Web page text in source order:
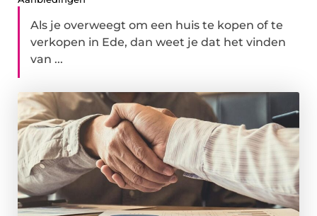
Als je overweegt om een huis te kopen of te
verkopen in Ede, dan weet je dat het vinden
van ...